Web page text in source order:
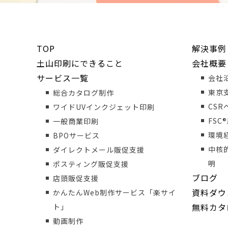
TOP
土山印刷にできること
サービス一覧
総合カタログ制作
ワイドUVインクジェット印刷
一般商業印刷
BPOサービス
ダイレクトメール販促支援
ポスティング販促支援
店頭販促支援
かんたんWeb制作サービス「楽サイ
ト」
動画制作
解決事例
会社概要
会社
東京
CSR
環境
中核
明
ブログ
資料ダ
無料カ